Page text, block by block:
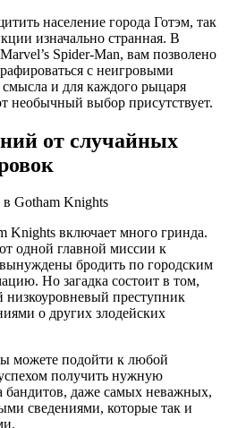
население города Готэм, так
изначально странная. В
Spider-Man, вам позволено
с неигровыми
и для каждого рыцаря
необычный выбор присутствует.
от случайных
Knights включает много гринда.
одной главной миссии к
бродить по городским
Но загадка состоит в том,
преступник
о других злодейских
можете подойти к любой
получить нужную
даже самых неважных,
сведениями, которые так и